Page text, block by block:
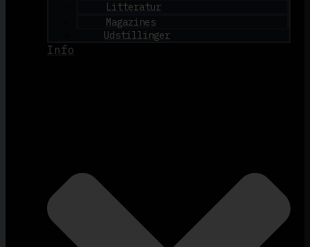
Litteratur
Magazines
Udstillinger
Info